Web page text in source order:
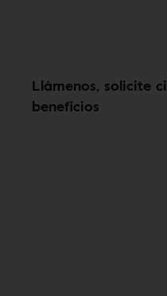
Llámenos, solicite
beneficios